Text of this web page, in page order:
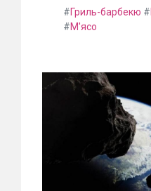
#Гриль-барбекю #
#М'ясо